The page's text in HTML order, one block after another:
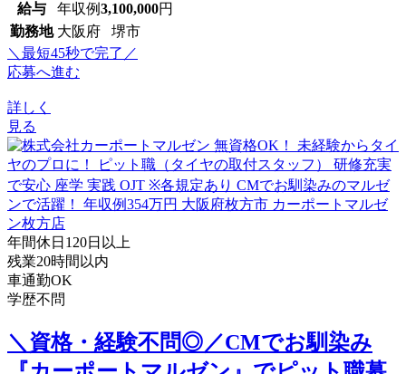
給与 年収例3,100,000円
勤務地 大阪府 堺市
＼最短45秒で完了／
応募へ進む
詳しく
見る
年間休日120日以上
残業20時間以内
車通勤OK
学歴不問
＼資格・経験不問◎／CMでお馴染み